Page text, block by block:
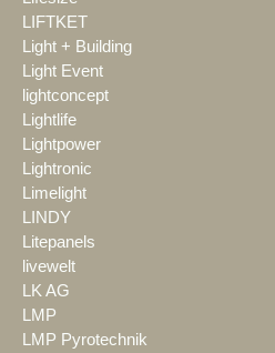
LIFTKET
Light + Building
Light Event
lightconcept
Lightlife
Lightpower
Lightronic
Limelight
LINDY
Litepanels
livewelt
LK AG
LMP
LMP Pyrotechnik